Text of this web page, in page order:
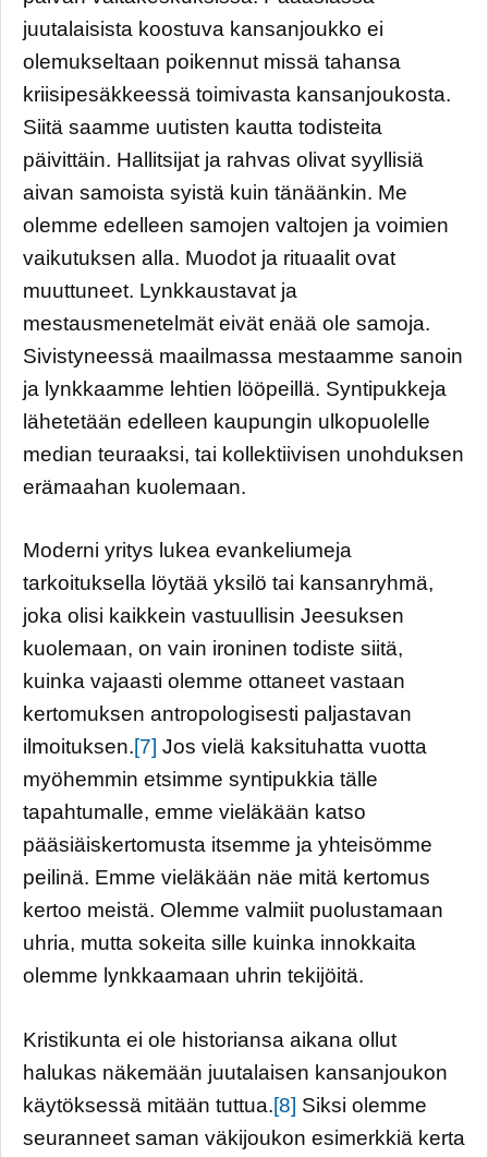
juutalaisista koostuva kansanjoukko ei
olemukseltaan poikennut missä tahansa
kriisipesäkkeessä toimivasta kansanjoukosta.
Siitä saamme uutisten kautta todisteita
päivittäin. Hallitsijat ja rahvas olivat syyllisiä
aivan samoista syistä kuin tänäänkin. Me
olemme edelleen samojen valtojen ja voimien
vaikutuksen alla. Muodot ja rituaalit ovat
muuttuneet. Lynkkaustavat ja
mestausmenetelmät eivät enää ole samoja.
Sivistyneessä maailmassa mestaamme sanoin
ja lynkkaamme lehtien lööpeillä. Syntipukkeja
lähetetään edelleen kaupungin ulkopuolelle
median teuraaksi, tai kollektiivisen unohduksen
erämaahan kuolemaan.
Moderni yritys lukea evankeliumeja
tarkoituksella löytää yksilö tai kansanryhmä,
joka olisi kaikkein vastuullisin Jeesuksen
kuolemaan, on vain ironinen todiste siitä,
kuinka vajaasti olemme ottaneet vastaan
kertomuksen antropologisesti paljastavan
ilmoituksen.[7] Jos vielä kaksituhatta vuotta
myöhemmin etsimme syntipukkia tälle
tapahtumalle, emme vieläkään katso
pääsiäiskertomusta itsemme ja yhteisömme
peilinä. Emme vieläkään näe mitä kertomus
kertoo meistä. Olemme valmiit puolustamaan
uhria, mutta sokeita sille kuinka innokkaita
olemme lynkkaamaan uhrin tekijöitä.
Kristikunta ei ole historiansa aikana ollut
halukas näkemään juutalaisen kansanjoukon
käytöksessä mitään tuttua.[8] Siksi olemme
seuranneet saman väkijoukon esimerkkiä kerta